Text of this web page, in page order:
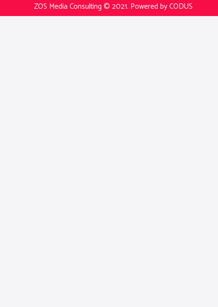
ZOS Media Consulting © 2021. Powered by CODUS